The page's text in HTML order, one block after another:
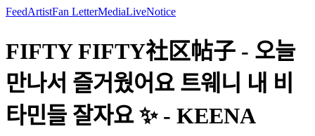
FeedArtistFan LetterMediaLiveNotice
FIFTY FIFTY社区帖子 - 오늘
만나서 즐거웠어요 트웨니 내 비
타민들 잘자요 ✨️ - KEENA